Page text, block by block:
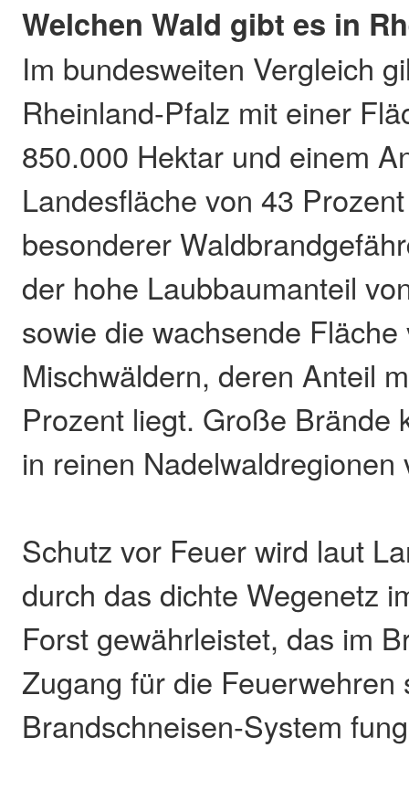
Welchen Wald gibt es in
Im bundesweiten Vergleich
Rheinland-Pfalz mit einer
850.000 Hektar und einem
Landesfläche von 43
besonderer
der hohe Laubbaumanteil
sowie die wachsende Fläche
Mischwäldern, deren Anteil
Prozent liegt. Große Brände
in reinen Nadelwaldregionen
Schutz vor Feuer wird laut
durch das dichte Wegenetz
Forst gewährleistet, das im
Zugang für die Feuerwehren
Brandschneisen-System